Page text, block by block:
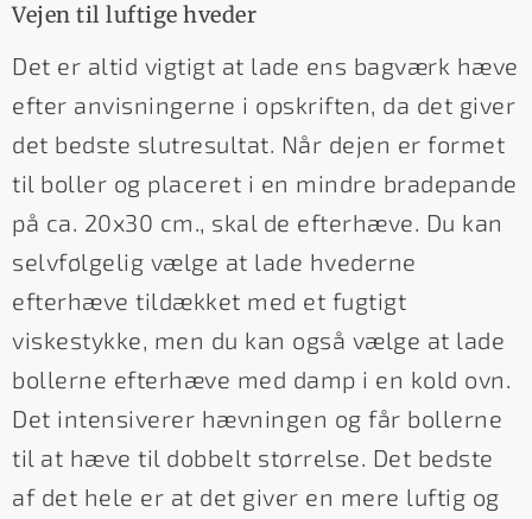
Vejen til luftige hveder
Det er altid vigtigt at lade ens bagværk hæve
efter anvisningerne i opskriften, da det giver
det bedste slutresultat. Når dejen er formet
til boller og placeret i en mindre bradepande
på ca. 20x30 cm., skal de efterhæve. Du kan
selvfølgelig vælge at lade hvederne
efterhæve tildækket med et fugtigt
viskestykke, men du kan også vælge at lade
bollerne efterhæve med damp i en kold ovn.
Det intensiverer hævningen og får bollerne
til at hæve til dobbelt størrelse. Det bedste
af det hele er at det giver en mere luftig og